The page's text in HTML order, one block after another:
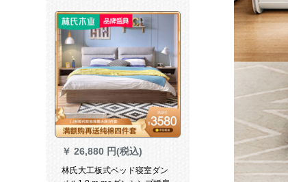
寝室标准monder 1.8*2.0 m-裸
ベド
￥ 26,880 円(税込)
林氏大工板式ベッド寝室ダン